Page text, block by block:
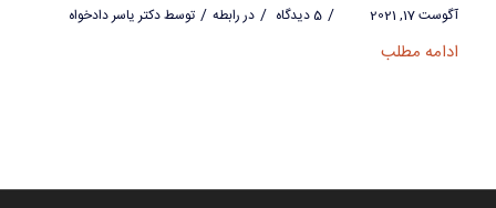
آگوست 17, 2021 / 5 دیدگاه / در رابطه / توسطدکتر یاسر دادخواه
ادامه مطلب